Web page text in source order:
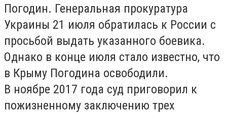
Погодин. Генеральная прокуратура
Украины 21 июля обратилась к России с
просьбой выдать указанного боевика.
Однако в конце июля стало известно, что
в Крыму Погодина освободили.
В ноябре 2017 года суд приговорил к
пожизненному заключению трех